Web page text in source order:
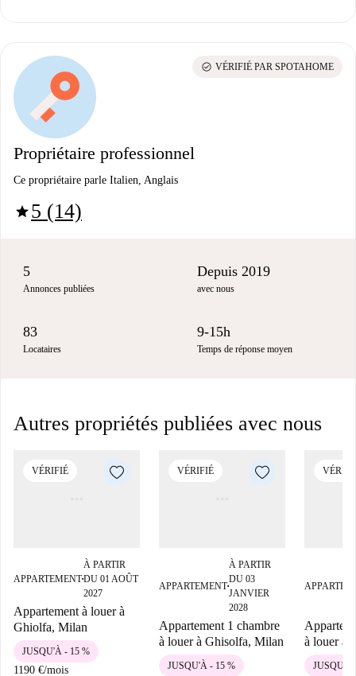
Propriétaire professionnel
Ce propriétaire parle Italien, Anglais
star5 (14)
check_circle VÉRIFIÉ PAR SPOTAHOME
5
Annonces publiées
Depuis 2019
avec nous
83
Locataires
9-15h
Temps de réponse moyen
Autres propriétés publiées avec nous
VÉRIFIÉ
APPARTEMENT■
À PARTIR
DU 01 AOÛT
2027
Appartement à louer à
Ghiolfa, Milan
1190 €/mois
JUSQU'À - 15 %
VÉRIFIÉ
APPARTEMENT■
À PARTIR
DU 03
JANVIER
2028
Appartement 1 chambre
à louer à Ghisolfa, Milan
JUSQU'À - 15 %
à louer à
JUSQU'À